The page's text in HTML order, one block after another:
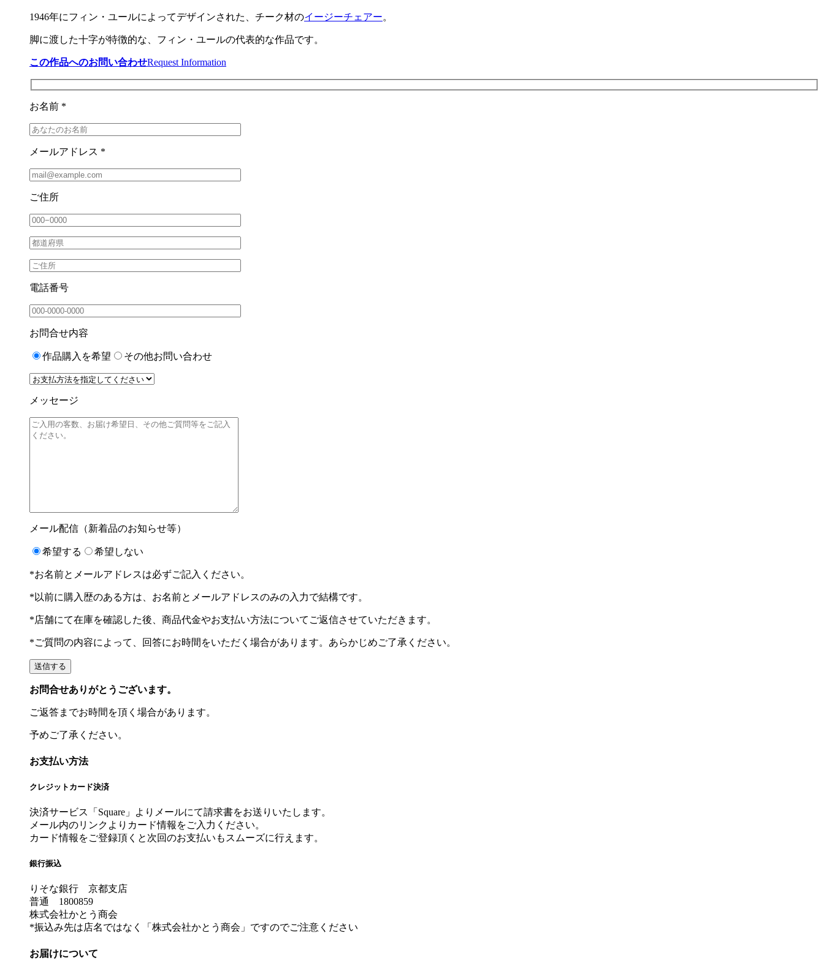
1946年にフィン・ユールによってデザインされた、チーク材のイージーチェアー。
脚に渡した十字が特徴的な、フィン・ユールの代表的な作品です。
この作品へのお問い合わせRequest Information
お名前 *
メールアドレス *
ご住所
電話番号
お問合せ内容
作品購入を希望 その他お問い合わせ
メッセージ
メール配信（新着品のお知らせ等）
希望する 希望しない
*お名前とメールアドレスは必ずご記入ください。
*以前に購入歴のある方は、お名前とメールアドレスのみの入力で結構です。
*店舗にて在庫を確認した後、商品代金やお支払い方法についてご返信させていただきます。
*ご質問の内容によって、回答にお時間をいただく場合があります。あらかじめご了承ください。
お問合せありがとうございます。
ご返答までお時間を頂く場合があります。
予めご了承ください。
お支払い方法
クレジットカード決済
決済サービス「Square」よりメールにて請求書をお送りいたします。
メール内のリンクよりカード情報をご入力ください。
カード情報をご登録頂くと次回のお支払いもスムーズに行えます。
銀行振込
りそな銀行 京都支店
普通 1800859
株式会社かとう商会
*振込み先は店名ではなく「株式会社かとう商会」ですのでご注意ください
お届けについて